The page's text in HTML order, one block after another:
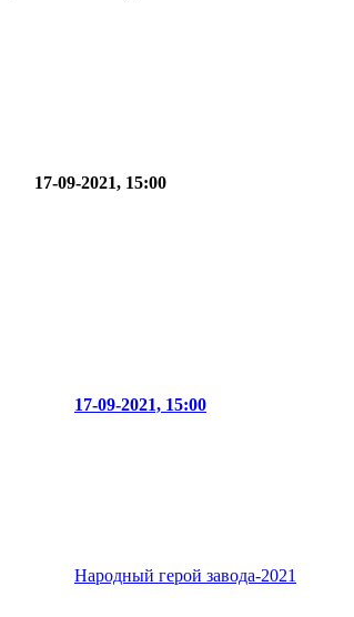
17-09-2021, 15:00
17-09-2021, 15:00
Народный герой завода-2021